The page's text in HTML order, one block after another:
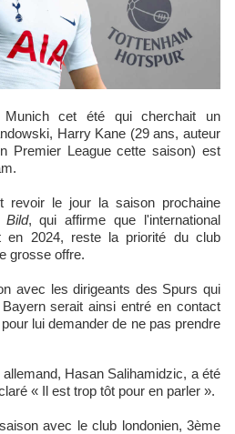
Harry Kane (29 ans, auteur
Premier League cette saison) est
revoir le jour la saison prochaine
Bild, qui affirme que l'international
en 2024, reste la priorité du club
grosse offre.
avec les dirigeants des Spurs qui
serait ainsi entré en contact
lui demander de ne pas prendre
« Il est trop tôt pour en parler ».
avec le club londonien, 3ème